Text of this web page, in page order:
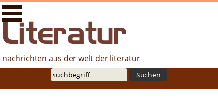
literaturfernsehen.de - Nachrichten aus der Welt der
Literatur
nachrichten aus der welt der literatur